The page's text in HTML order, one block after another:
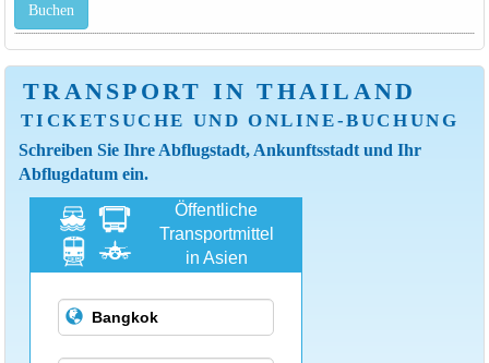
Buchen
TRANSPORT IN THAILAND
TICKETSUCHE UND ONLINE-BUCHUNG
Schreiben Sie Ihre Abflugstadt, Ankunftsstadt und Ihr
Abflugdatum ein.
Öffentliche
Transportmittel
in Asien